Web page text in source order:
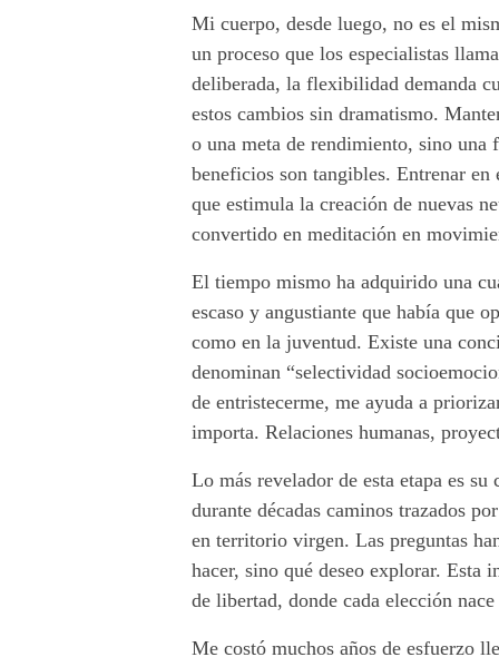
n
é
d
i
t
e
n
l
i
b
e
r
Mi cuerpo, desde luego, no es el
un proceso que los especialistas
deliberada, la flexibilidad demanda
estos cambios sin dramatismo.
o una meta de rendimiento, sino
beneficios son tangibles. Entrenar
que estimula la creación de nuevas
convertido en meditación en
El tiempo mismo ha adquirido una
escaso y angustiante que había que
como en la juventud. Existe una
denominan “selectividad
de entristecerme, me ayuda a
importa. Relaciones humanas,
Lo más revelador de esta etapa es
durante décadas caminos trazados
en territorio virgen. Las preguntas
hacer, sino qué deseo explorar. Esta
de libertad, donde cada elección
Me costó muchos años de esfuerzo